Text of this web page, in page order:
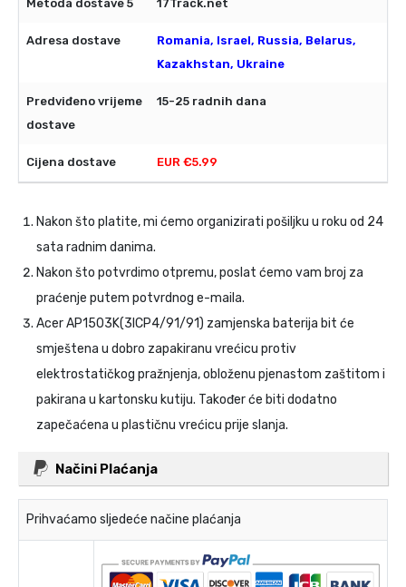
17Track.net
Romania, Israel, Russia, Belarus,
Kazakhstan, Ukraine
15-25 radnih dana
EUR €5.99
Nakon što platite, mi ćemo organizirati pošiljku u roku od 24
sata radnim danima.
Nakon što potvrdimo otpremu, poslat ćemo vam broj za
praćenje putem potvrdnog e-maila.
Acer AP1503K(3ICP4/91/91) zamjenska baterija bit će
smještena u dobro zapakiranu vrećicu protiv
elektrostatičkog pražnjenja, obloženu pjenastom zaštitom i
pakirana u kartonsku kutiju. Također će biti dodatno
zapečaćena u plastičnu vrećicu prije slanja.
Načini Plaćanja
Prihvaćamo sljedeće načine plaćanja